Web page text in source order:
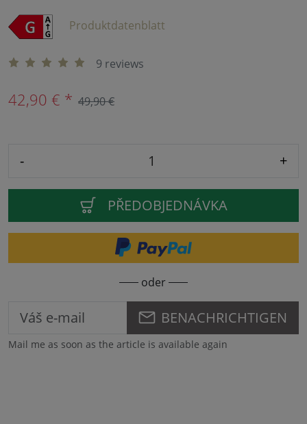
Produktdatenblatt
9 reviews
42,90 € * 49,90 €
- +
PŘEDOBJEDNÁVKA
oder
BENACHRICHTIGEN
Mail me as soon as the article is available again